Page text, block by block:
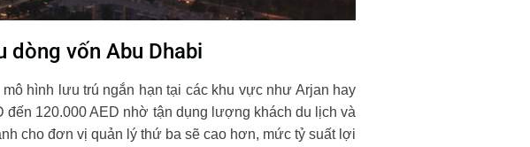
dòng vốn Abu Dhabi
hình lưu trú ngắn hạn tại các khu vực như Arjan hay
đến 120.000 AED nhờ tận dụng lượng khách du lịch và
cho đơn vị quản lý thứ ba sẽ cao hơn, mức tỷ suất lợi